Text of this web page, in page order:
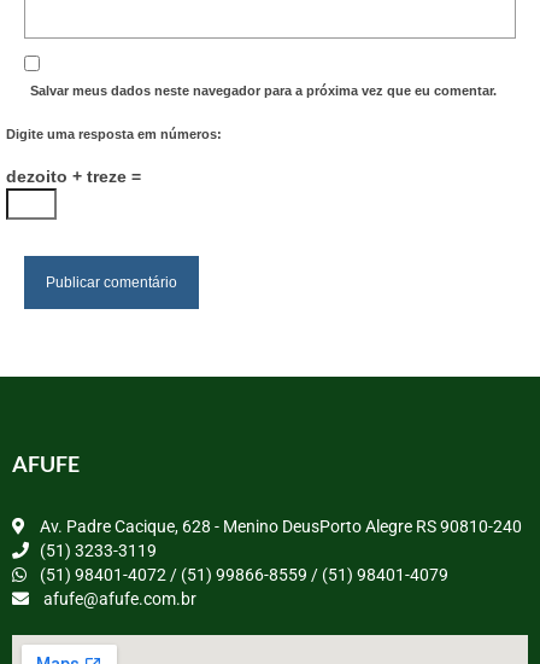
Salvar meus dados neste navegador para a próxima vez que eu comentar.
Digite uma resposta em números:
dezoito + treze =
AFUFE
Av. Padre Cacique, 628 - Menino DeusPorto Alegre RS 90810-240
(51) 3233-3119
(51) 98401-4072 / (51) 99866-8559 / (51) 98401-4079
afufe@afufe.com.br